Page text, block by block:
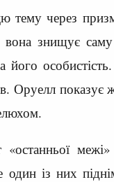
через
знищує саму
його
Оруелл показує
один із них